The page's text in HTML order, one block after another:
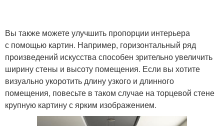
Вы также можете улучшить пропорции интерьера
с помощью картин. Например, горизонтальный ряд
произведений искусства способен зрительно увеличить
ширину стены и высоту помещения. Если вы хотите
визуально укоротить длину узкого и длинного
помещения, повесьте в таком случае на торцевой стене
крупную картину с ярким изображением.